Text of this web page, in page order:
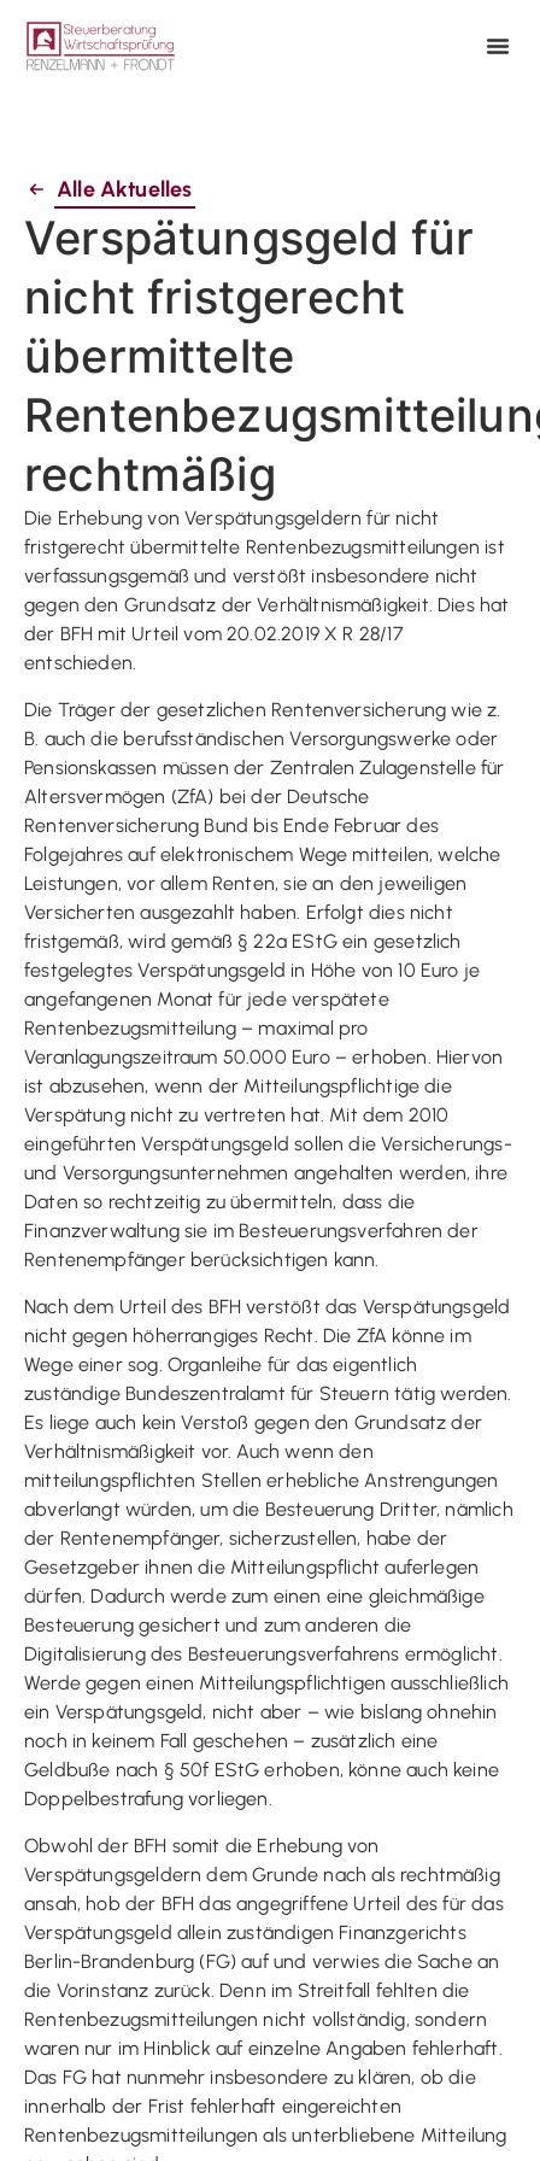
Alle Aktuelles
Verspätungsgeld für
nicht fristgerecht
übermittelte
rechtmäßig
Die Erhebung von Verspätungsgeldern für nicht
fristgerecht übermittelte Rentenbezugsmitteilungen ist
verfassungsgemäß und verstößt insbesondere nicht
gegen den Grundsatz der Verhältnismäßigkeit. Dies hat
der BFH mit Urteil vom 20.02.2019 X R 28/17
entschieden.
Die Träger der gesetzlichen Rentenversicherung wie z.
B. auch die berufsständischen Versorgungswerke oder
Pensionskassen müssen der Zentralen Zulagenstelle für
Altersvermögen (ZfA) bei der Deutsche
Rentenversicherung Bund bis Ende Februar des
Folgejahres auf elektronischem Wege mitteilen, welche
Leistungen, vor allem Renten, sie an den jeweiligen
Versicherten ausgezahlt haben. Erfolgt dies nicht
fristgemäß, wird gemäß § 22a EStG ein gesetzlich
festgelegtes Verspätungsgeld in Höhe von 10 Euro je
angefangenen Monat für jede verspätete
Rentenbezugsmitteilung – maximal pro
Veranlagungszeitraum 50.000 Euro – erhoben. Hiervon
ist abzusehen, wenn der Mitteilungspflichtige die
Verspätung nicht zu vertreten hat. Mit dem 2010
eingeführten Verspätungsgeld sollen die Versicherungs-
und Versorgungsunternehmen angehalten werden, ihre
Daten so rechtzeitig zu übermitteln, dass die
Finanzverwaltung sie im Besteuerungsverfahren der
Rentenempfänger berücksichtigen kann.
Nach dem Urteil des BFH verstößt das Verspätungsgeld
nicht gegen höherrangiges Recht. Die ZfA könne im
Wege einer sog. Organleihe für das eigentlich
zuständige Bundeszentralamt für Steuern tätig werden.
Es liege auch kein Verstoß gegen den Grundsatz der
Verhältnismäßigkeit vor. Auch wenn den
mitteilungspflichten Stellen erhebliche Anstrengungen
abverlangt würden, um die Besteuerung Dritter, nämlich
der Rentenempfänger, sicherzustellen, habe der
Gesetzgeber ihnen die Mitteilungspflicht auferlegen
dürfen. Dadurch werde zum einen eine gleichmäßige
Besteuerung gesichert und zum anderen die
Digitalisierung des Besteuerungsverfahrens ermöglicht.
Werde gegen einen Mitteilungspflichtigen ausschließlich
ein Verspätungsgeld, nicht aber – wie bislang ohnehin
noch in keinem Fall geschehen – zusätzlich eine
Geldbuße nach § 50f EStG erhoben, könne auch keine
Doppelbestrafung vorliegen.
Obwohl der BFH somit die Erhebung von
Verspätungsgeldern dem Grunde nach als rechtmäßig
ansah, hob der BFH das angegriffene Urteil des für das
Verspätungsgeld allein zuständigen Finanzgerichts
Berlin-Brandenburg (FG) auf und verwies die Sache an
die Vorinstanz zurück. Denn im Streitfall fehlten die
Rentenbezugsmitteilungen nicht vollständig, sondern
waren nur im Hinblick auf einzelne Angaben fehlerhaft.
Das FG hat nunmehr insbesondere zu klären, ob die
innerhalb der Frist fehlerhaft eingereichten
Rentenbezugsmitteilungen als unterbliebene Mitteilung